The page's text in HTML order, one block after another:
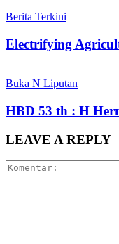
Berita Terkini
Electrifying
Buka N Liputan
HBD 53 th : H
LEAVE A REPLY